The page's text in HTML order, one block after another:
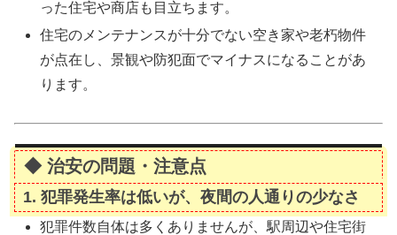
った住宅や商店も目立ちます。
住宅のメンテナンスが十分でない空き家や老朽物件
が点在し、景観や防犯面でマイナスになることがあ
ります。
◆ 治安の問題・注意点
1. 犯罪発生率は低いが、夜間の人通りの少なさ
犯罪件数自体は多くありませんが、駅周辺や住宅街